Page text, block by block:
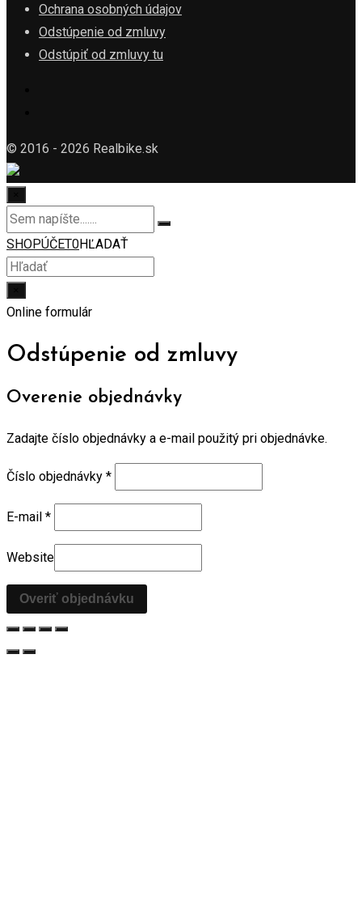
Ochrana osobných údajov
Odstúpenie od zmluvy
Odstúpiť od zmluvy tu
© 2016 - 2026 Realbike.sk
SHOPÚČET0HĽADAŤ
Online formulár
Odstúpenie od zmluvy
Overenie objednávky
Zadajte číslo objednávky a e-mail použitý pri objednávke.
Číslo objednávky *
E-mail *
Website
Overiť objednávku